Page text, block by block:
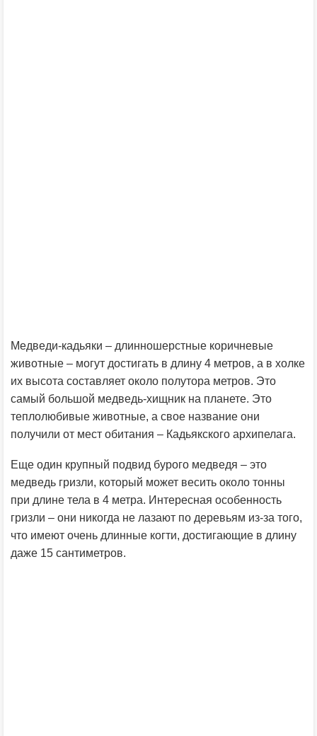
Медведи-кадьяки – длинношерстные коричневые
животные – могут достигать в длину 4 метров, а в холке
их высота составляет около полутора метров. Это
самый большой медведь-хищник на планете. Это
теплолюбивые животные, а свое название они
получили от мест обитания – Кадьякского архипелага.
Еще один крупный подвид бурого медведя – это
медведь гризли, который может весить около тонны
при длине тела в 4 метра. Интересная особенность
гризли – они никогда не лазают по деревьям из-за того,
что имеют очень длинные когти, достигающие в длину
даже 15 сантиметров.